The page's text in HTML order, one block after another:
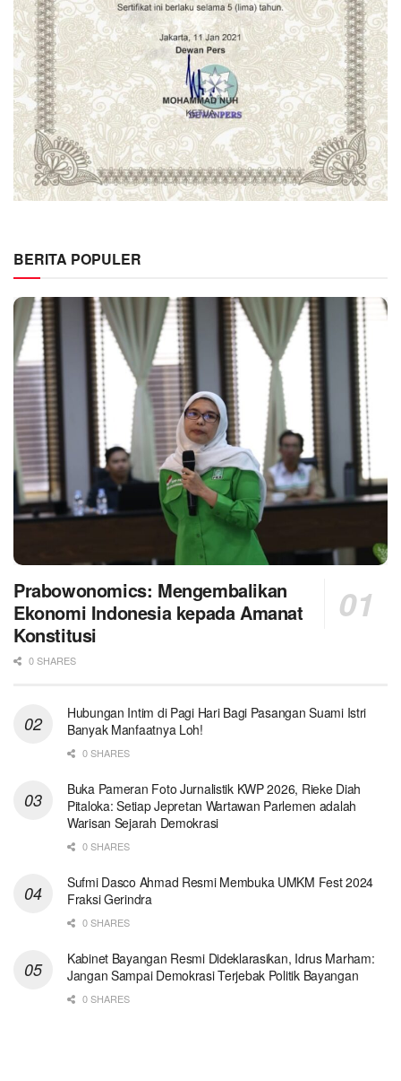
BERITA POPULER
Prabowonomics: Mengembalikan
Ekonomi Indonesia kepada Amanat
Konstitusi
0 SHARES
Hubungan Intim di Pagi Hari Bagi Pasangan Suami Istri
Banyak Manfaatnya Loh!
0 SHARES
Buka Pameran Foto Jurnalistik KWP 2026, Rieke Diah
Pitaloka: Setiap Jepretan Wartawan Parlemen adalah
Warisan Sejarah Demokrasi
0 SHARES
Sufmi Dasco Ahmad Resmi Membuka UMKM Fest 2024
Fraksi Gerindra
0 SHARES
Kabinet Bayangan Resmi Dideklarasikan, Idrus Marham:
Jangan Sampai Demokrasi Terjebak Politik Bayangan
0 SHARES